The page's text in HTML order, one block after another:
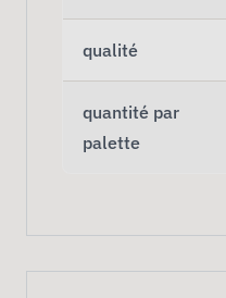
qualité
quantité par
palette